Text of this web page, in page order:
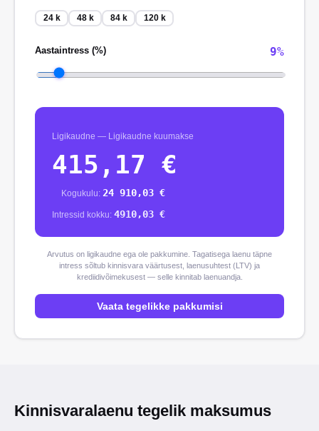
24 k 48 k 84 k 120 k
Aastaintress (%) 9%
Ligikaudne — Ligikaudne kuumakse
415,17 €
Kogukulu: 24 910,03 €
Intressid kokku: 4910,03 €
Arvutus on ligikaudne ega ole pakkumine. Tagatisega laenu täpne
intress sõltub kinnisvara väärtusest, laenusuhtest (LTV) ja
krediidivõimekusest — selle kinnitab laenuandja.
Vaata tegelikke pakkumisi
Kinnisvaralaenu tegelik maksumus